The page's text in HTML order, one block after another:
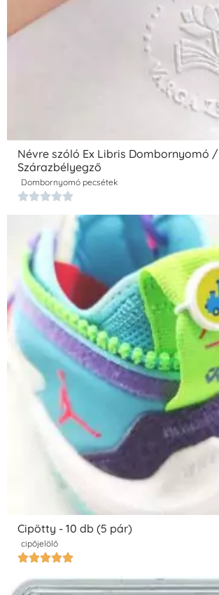
Névre szóló Ex Libris Dombornyomó /
Szárazbélyegző
Dombornyomó pecsétek

Cipötty - 10 db (5 pár)
cipőjelölő
